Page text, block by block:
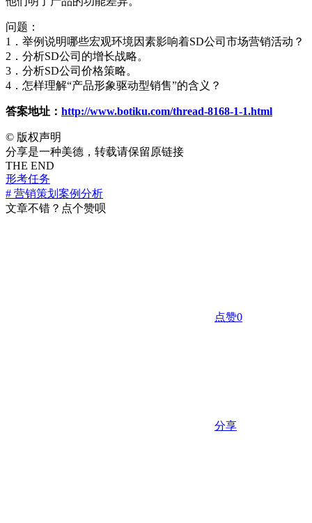
问题：
1．举例说明哪些宏观环境因素影响着SD公司市场营销活动？
2．分析SD公司的增长战略。
3．分析SD公司价格策略。
4．怎样理解“产品形象驱动型销售”的含义？
答案地址： http://www.botiku.com/thread-8168-1-1.html
© 版权声明
分享是一种美德，转载请保留原链接
THE END
形考任务
# 营销策划案例分析
文章不错？点个赞呗
点赞0
分享